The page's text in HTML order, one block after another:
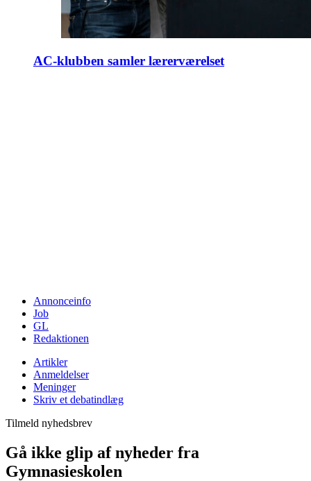
AC-klubben samler lærerværelset
Annonceinfo
Job
GL
Redaktionen
Artikler
Anmeldelser
Meninger
Skriv et debatindlæg
Tilmeld nyhedsbrev
Gå ikke glip af nyheder fra
Gymnasieskolen